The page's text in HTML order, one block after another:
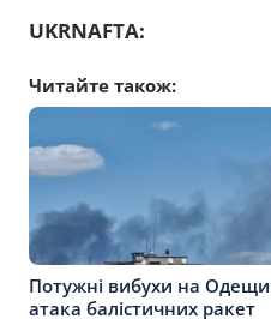
UKRNAFTA:
Читайте також:
Потужні вибухи на
атака балістичних ракет